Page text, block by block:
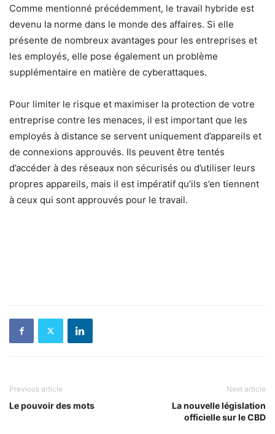
Comme mentionné précédemment, le travail hybride est
devenu la norme dans le monde des affaires. Si elle
présente de nombreux avantages pour les entreprises et
les employés, elle pose également un problème
supplémentaire en matière de cyberattaques.
Pour limiter le risque et maximiser la protection de votre
entreprise contre les menaces, il est important que les
employés à distance se servent uniquement d’appareils et
de connexions approuvés. Ils peuvent être tentés
d’accéder à des réseaux non sécurisés ou d’utiliser leurs
propres appareils, mais il est impératif qu’ils s’en tiennent
à ceux qui sont approuvés pour le travail.
Previous article
Le pouvoir des mots
Next article
La nouvelle législation
officielle sur le CBD